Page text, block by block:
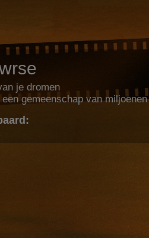
je dromen
gemeenschap van